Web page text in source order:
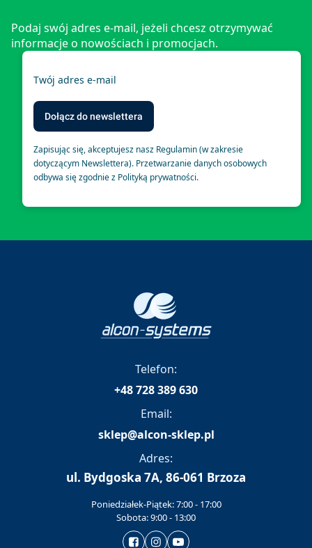
Podaj swój adres e-mail, jeżeli chcesz otrzymywać
informacje o nowościach i promocjach.
Twój adres e-mail
Dołącz do newslettera
Zapisując się, akceptujesz nasz Regulamin (w zakresie
dotyczącym Newslettera). Przetwarzanie danych osobowych
odbywa się zgodnie z Polityką prywatności.
Telefon:
+48 728 389 630
Email:
sklep@alcon-sklep.pl
Adres:
ul. Bydgoska 7A, 86-061 Brzoza
Poniedziałek-Piątek: 7:00 - 17:00
Sobota: 9:00 - 13:00